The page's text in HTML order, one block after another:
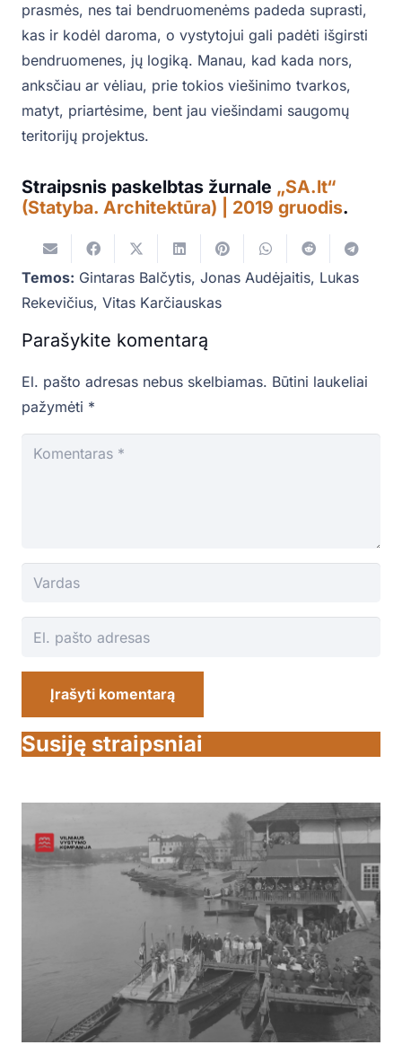
prasmės, nes tai bendruomenėms padeda suprasti,
kas ir kodėl daroma, o vystytojui gali padėti išgirsti
bendruomenes, jų logiką. Manau, kad kada nors,
anksčiau ar vėliau, prie tokios viešinimo tvarkos,
matyt, priartėsime, bent jau viešindami saugomų
teritorijų projektus.
Straipsnis paskelbtas žurnale „SA.lt“
(Statyba. Architektūra) | 2019 gruodis.
Temos: Gintaras Balčytis, Jonas Audėjaitis, Lukas
Rekevičius, Vitas Karčiauskas
Parašykite komentarą
El. pašto adresas nebus skelbiamas. Būtini laukeliai
pažymėti *
Įrašyti komentarą
Susiję straipsniai